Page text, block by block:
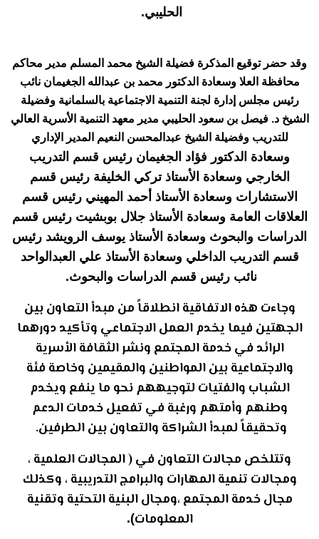
الحليبي.
وقد حضر توقيع المذكرة فضيلة الشيخ محمد المسلم مدير محاكم
محافظة العلا وسعادة الدكتور محمد بن عبدالله الجغيمان نائب
رئيس مجلس إدارة لجنة التنمية الاجتماعية بالسلمانية وفضيلة
الشيخ د. فيصل بن سعود الحليبي مدير معهد التنمية الأسرية العالي
للتدريب وفضيلة الشيخ عبدالمحسن النعيم المدير الإداري
وسعادة الدكتور فؤاد الجغيمان رئيس قسم التدريب
الخارجي وسعادة الأستاذ تركي الخليفة رئيس قسم
الاستشارات وسعادة الأستاذ أحمد المهيني رئيس قسم
العلاقات العامة وسعادة الأستاذ جلال بوبشيت رئيس قسم
الدراسات والبحوث وسعادة الأستاذ يوسف الرويشد رئيس
قسم التدريب الداخلي وسعادة الأستاذ علي العبدالواحد
نائب رئيس قسم الدراسات والبحوث.
وجاءت هذه الاتفاقية انطلاقاً من مبدأ التعاون بين
الجهتين فيما يخدم العمل الاجتماعي وتأكيد دورهما
الرائد في خدمة المجتمع ونشر الثقافة الأسرية
والاجتماعية بين المواطنين والمقيمين وخاصة فئة
الشباب والفتيات لتوجيههم نحو ما ينفع ويخدم
وطنهم وأمتهم ورغبة في تفعيل خدمات الدعم
وتحقيقاً لمبدأ الشراكة والتعاون بين الطرفين.
وتتلخص مجالات التعاون في ( المجالات العلمية ،
ومجالات تنمية المهارات والبرامج التدريبية ، وكذلك
مجال خدمة المجتمع ،ومجال البنية التحتية وتقنية
المعلومات.(